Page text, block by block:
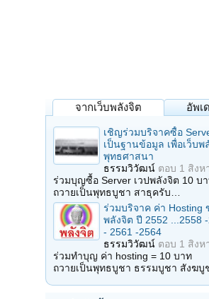
จากเว็บพลังจิต อัพเ
เชิญร่วมบริจาคซื้อ
เป็นฐานข้อมูล เพื่อเว็บพ
พุทธศาสนา
ธรรมวิวัฒน์ ตอบ 1 สิงห
ร่วมบุญซื้อ Server เวปพลังจิต 10 บ
ถวายเป็นพุทธบูชา สาธุครับ…
ร่วมบริจาค ค่า Hosting
พลังจิต ปี 2552 ...2558
- 2561 -2564
ธรรมวิวัฒน์ ตอบ 1 สิงห
ร่วมทำบุญ ค่า hosting = 10 บาท
ถวายเป็นพุทธบูชา ธรรมบูชา สังฆบู